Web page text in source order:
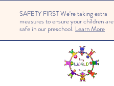
SAFETY FIRST We're taking extra
measures to ensure your children are
safe in our preschool. Learn More